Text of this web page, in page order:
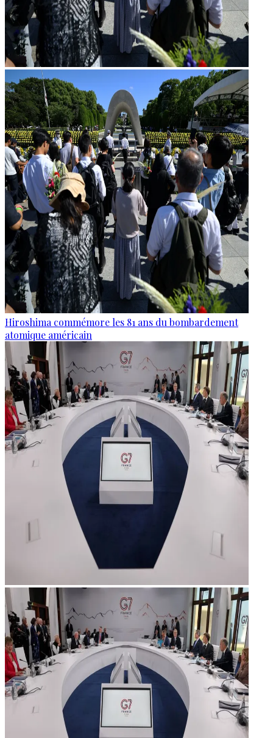
Hiroshima commémore les 81 ans du bombardement
atomique américain